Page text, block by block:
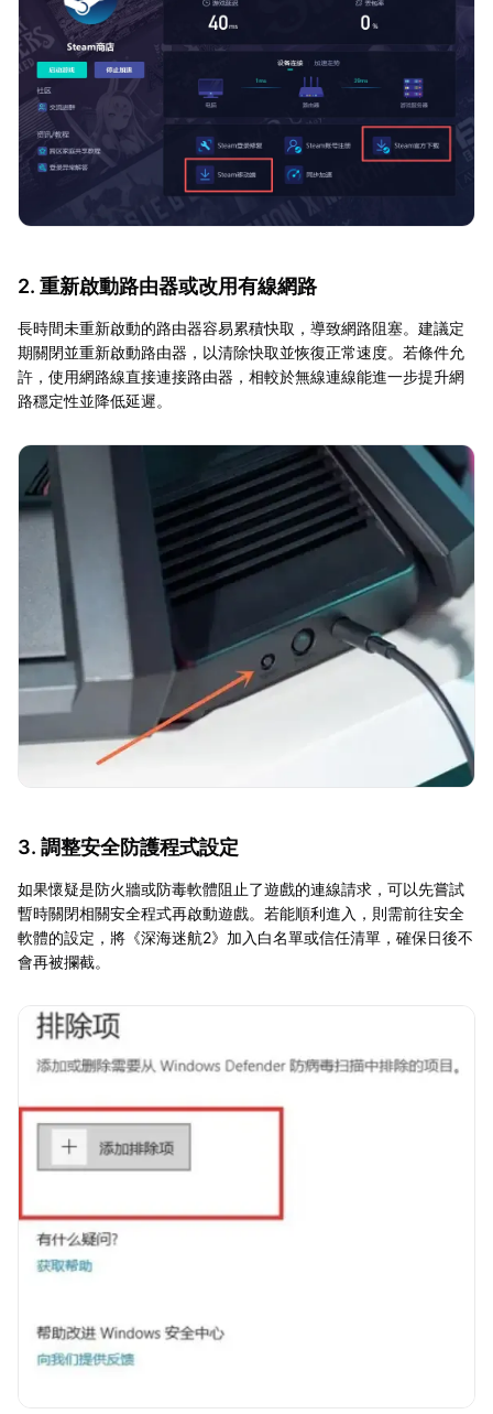
2. 重新啟動路由器或改用有線網路
長時間未重新啟動的路由器容易累積快取，導致網路阻塞。建議定
期關閉並重新啟動路由器，以清除快取並恢復正常速度。若條件允
許，使用網路線直接連接路由器，相較於無線連線能進一步提升網
路穩定性並降低延遲。
3. 調整安全防護程式設定
如果懷疑是防火牆或防毒軟體阻止了遊戲的連線請求，可以先嘗試
暫時關閉相關安全程式再啟動遊戲。若能順利進入，則需前往安全
軟體的設定，將《深海迷航2》加入白名單或信任清單，確保日後不
會再被攔截。